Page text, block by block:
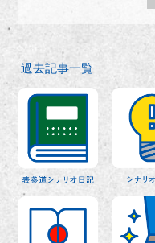
過去記事一覧